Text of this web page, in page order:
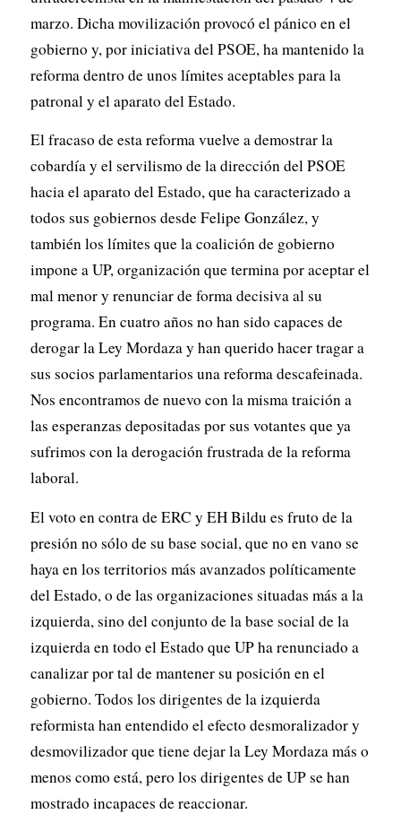
marzo. Dicha movilización provocó el pánico en el
gobierno y, por iniciativa del PSOE, ha mantenido la
reforma dentro de unos límites aceptables para la
patronal y el aparato del Estado.
El fracaso de esta reforma vuelve a demostrar la
cobardía y el servilismo dela dirección del PSOE
hacia el aparato del Estado, que ha caracterizado a
todos sus gobiernos desde Felipe González, y
también los límites que la coalición de gobierno
impone a UP, organización que termina por aceptar el
mal menor y renunciar de forma decisiva al su
programa. En cuatro años no han sido capaces de
derogar la Ley Mordaza y han querido hacer tragar a
sus socios parlamentarios una reforma descafeinada.
Nos encontramos de nuevo con la misma traición a
las esperanzas depositadas por sus votantes que ya
sufrimos con la derogación frustrada de la reforma
laboral.
El voto en contra de ERC y EH Bildu es fruto de la
presión no sólo de su base social, que no en vano se
haya en los territorios más avanzados políticamente
del Estado, o de las organizaciones situadas más a la
izquierda, sino del conjunto de la base social de la
izquierda en todo el Estado que UP ha renunciado a
canalizar por tal de mantener su posición en el
gobierno. Todos los dirigentes de la izquierda
reformista han entendido el efecto desmoralizador y
desmovilizador que tiene dejar la Ley Mordaza más o
menos como está, pero los dirigentes de UP se han
mostrado incapaces de reaccionar.